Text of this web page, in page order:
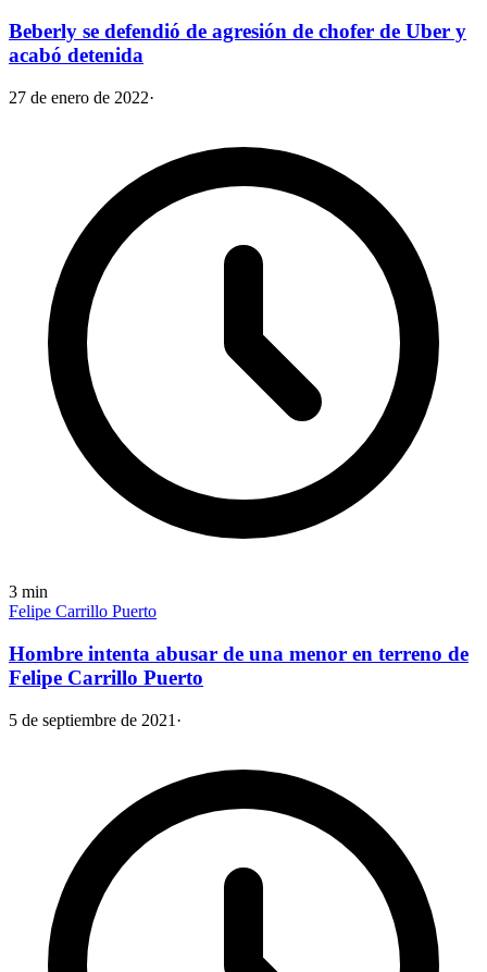
Beberly se defendió de agresión de chofer de Uber y
acabó detenida
27 de enero de 2022·
3 min
Felipe Carrillo Puerto
Hombre intenta abusar de una menor en terreno de
Felipe Carrillo Puerto
5 de septiembre de 2021 ·